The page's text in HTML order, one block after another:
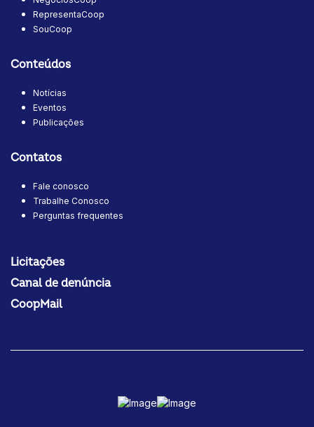
RepresentaCoop
SouCoop
Conteúdos
Notícias
Eventos
Publicações
Contatos
Fale conosco
Trabalhe Conosco
Perguntas frequentes
Licitações
Canal de denúncia
CoopMail